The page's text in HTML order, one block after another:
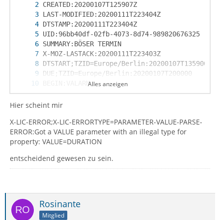
Alles anzeigen
Hier scheint mir
X-LIC-ERROR;X-LIC-ERRORTYPE=PARAMETER-VALUE-PARSE-
ERROR:Got a VALUE parameter with an illegal type for
property: VALUE=DURATION
entscheidend gewesen zu sein.
Rosinante
Mitglied